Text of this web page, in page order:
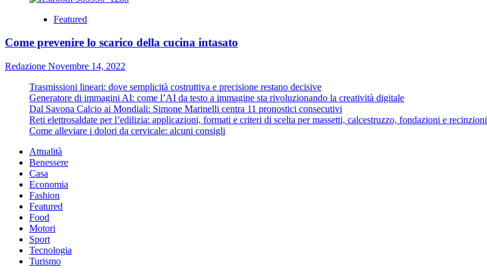
Featured
Come prevenire lo scarico della cucina intasato
Redazione Novembre 14, 2022
Trasmissioni lineari: dove semplicità costruttiva e precisione restano decisive
Generatore di immagini AI: come l’AI da testo a immagine sta rivoluzionando la creatività digitale
Dal Savona Calcio ai Mondiali: Simone Marinelli centra 11 pronostici consecutivi
Reti elettrosaldate per l’edilizia: applicazioni, formati e criteri di scelta per massetti, calcestruzzo, fondazioni e recinzioni
Come alleviare i dolori da cervicale: alcuni consigli
Attualità
Benessere
Casa
Economia
Fashion
Featured
Food
Motori
Sport
Tecnologia
Turismo